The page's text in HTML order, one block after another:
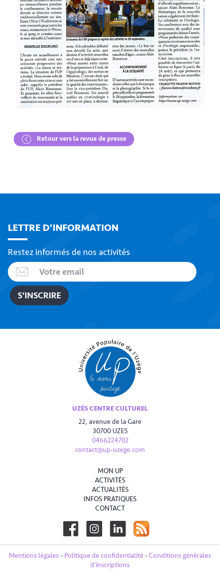
Retour vers la revue de presse
LETTRE D'INFORMATION
Restez informés de nos activités
UZÈS CENTRE CULTUREL
22, avenue de la Gare
30700 UZES
0466224702
contact@up-uzege.com
MON UP
ACTIVITÉS
ACTUALITÉS
INFOS PRATIQUES
CONTACT
Mentions légales- Politique de confidentialité-Conditions générales
d’inscriptions